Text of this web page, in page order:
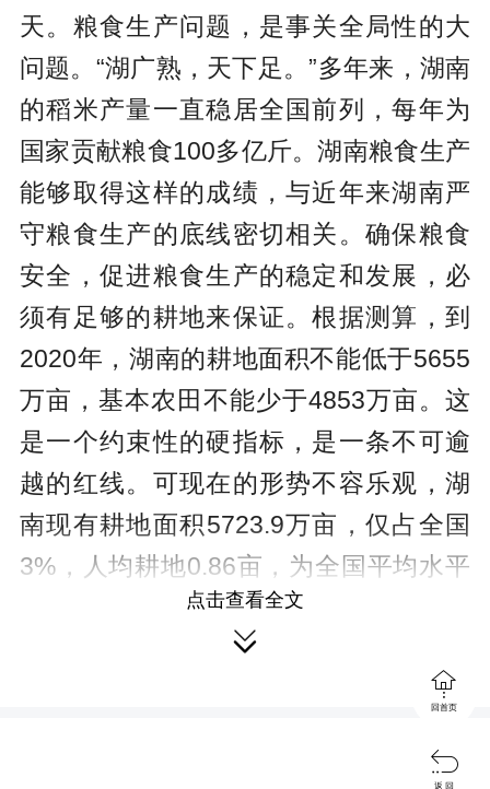
天。粮食生产问题，是事关全局性的大
问题。“湖广熟，天下足。”多年来，湖南
的稻米产量一直稳居全国前列，每年为
国家贡献粮食100多亿斤。湖南粮食生产
能够取得这样的成绩，与近年来湖南严
守粮食生产的底线密切相关。确保粮食
安全，促进粮食生产的稳定和发展，必
须有足够的耕地来保证。根据测算，到
2020年，湖南的耕地面积不能低于5655
万亩，基本农田不能少于4853万亩。这
是一个约束性的硬指标，是一条不可逾
越的红线。可现在的形势不容乐观，湖
南现有耕地面积5723.9万亩，仅占全国
3%，人均耕地0.86亩，为全国平均水平
的61.5%，这种状况应当而且必须引起我
节能减排刻不容缓。节能减排是指
点击查看全文


回首页

返 回